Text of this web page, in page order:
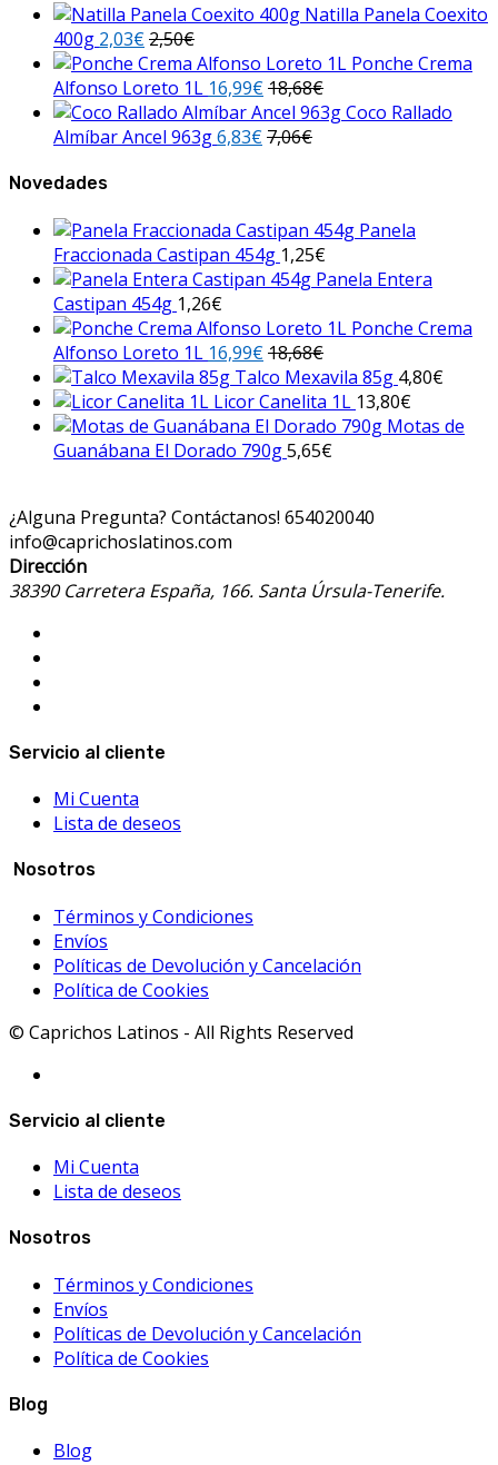
Natilla Panela Coexito
400g 2,03€2,50€
Ponche Crema
Alfonso Loreto 1L 16,99€18,68€
Coco Rallado
Almíbar Ancel 963g6,83€7,06€
Novedades
Panela
Fraccionada Castipan 454g 1,25€
Panela Entera
Castipan 454g 1,26€
Ponche Crema
Alfonso Loreto 1L 16,99€18,68€
Talco Mexavila 85g 4,80€
Licor Canelita 1L 13,80€
Motas de
Guanábana El Dorado 790g5,65€
¿Alguna Pregunta? Contáctanos! 654020040
info@caprichoslatinos.com
Dirección
38390 Carretera España, 166. Santa Úrsula-Tenerife.
Servicio al cliente
Mi Cuenta
Lista de deseos
Nosotros
Términos y Condiciones
Envíos
Políticas de Devolución y Cancelación
Política de Cookies
© Caprichos Latinos - All Rights Reserved
Servicio al cliente
Mi Cuenta
Lista de deseos
Nosotros
Términos y Condiciones
Envíos
Políticas de Devolución y Cancelación
Política de Cookies
Blog
Blog